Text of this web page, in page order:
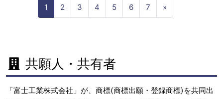
1
2 3 4 5 6 7 »
e
共願人・共有者
「富士工業株式会社」が、商標(商標出願・登録商標)を共同出